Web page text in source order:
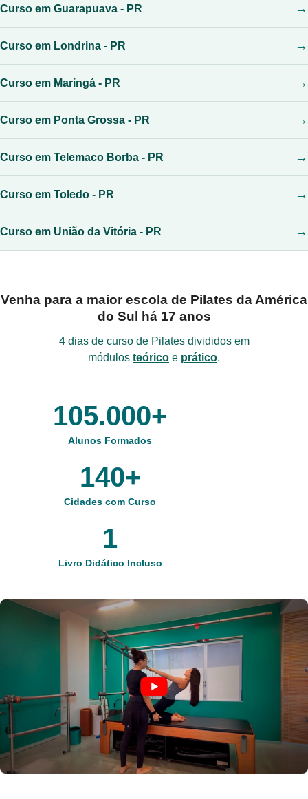
Curso em Guarapuava - PR
Curso em Londrina - PR
Curso em Maringá - PR
Curso em Ponta Grossa - PR
Curso em Telemaco Borba - PR
Curso em Toledo - PR
Curso em União da Vitória - PR
Venha para a maior escola de Pilates da América
do Sul há 17 anos
4 dias de curso de Pilates divididos em
módulos teórico e prático.
105.000+
Alunos Formados
140+
Cidades com Curso
1
Livro Didático Incluso